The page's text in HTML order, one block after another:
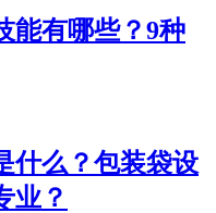
能有哪些？9种
什么？包装袋设
业？